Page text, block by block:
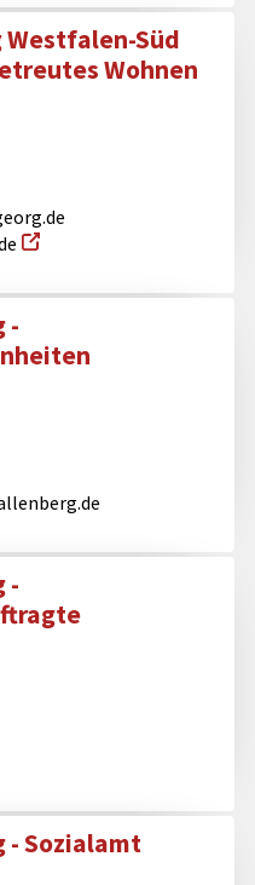
Westfalen-Süd
Wohnen
-
-
- Sozialamt